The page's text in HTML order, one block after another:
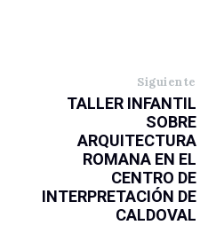
Siguiente
TALLER INFANTIL
SOBRE
ARQUITECTURA
ROMANA EN EL
CENTRO DE
INTERPRETACIÓN DE
CALDOVAL